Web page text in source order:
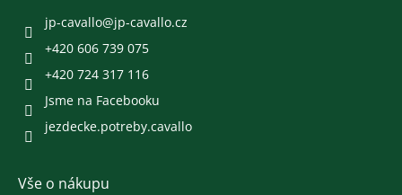
jp-cavallo@jp-cavallo.cz
+420 606 739 075
+420 724 317 116
Jsme na Facebooku
jezdecke.potreby.cavallo
Vše o nákupu